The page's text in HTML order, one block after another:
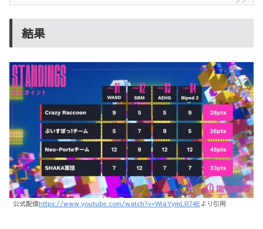
結果
公式配信https://www.youtube.com/watch?v=WiaYymLR74Eより引用